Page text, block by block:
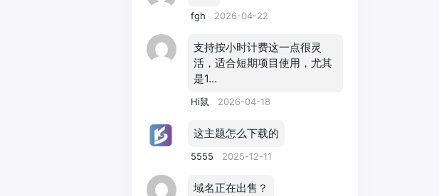
fgh 2026-04-22
支持按小时计费这一点很灵
活，适合短期项目使用，尤其
是1...
Hi鼠 2026-04-18
这主题怎么下载的
5555 2025-12-11
域名正在出售？